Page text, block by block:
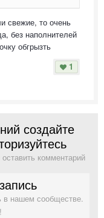
свежие, то очень
без наполнителей
обгрызть
1
создайте
комментарий
в нашем сообществе.